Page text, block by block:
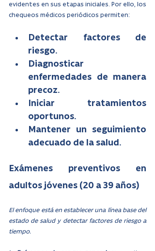
evidentes en sus etapas iniciales. Por ello, los
chequeos médicos periódicos permiten:
Detectar factores de
riesgo.
Diagnosticar
enfermedades de manera
precoz.
Iniciar tratamientos
oportunos.
Mantener un seguimiento
adecuado de la salud.
Exámenes preventivos en
adultos jóvenes (20 a 39 años)
El enfoque está en establecer una línea base del
estado de salud y detectar factores de riesgo a
tiempo.